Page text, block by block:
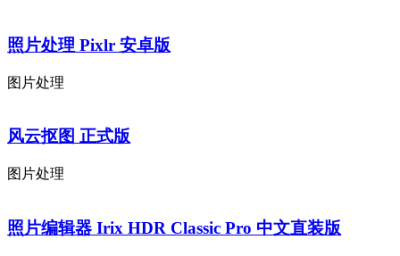
照片处理 Pixlr 安卓版
图片处理
风云抠图 正式版
图片处理
照片编辑器 Irix HDR Classic Pro 中文直装版